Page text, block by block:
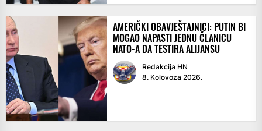
AMERIČKI OBAVJEŠTAJNICI: PUTIN BI
MOGAO NAPASTI JEDNU ČLANICU
NATO-A DA TESTIRA ALIJANSU
Redakcija HN
8. Kolovoza 2026.